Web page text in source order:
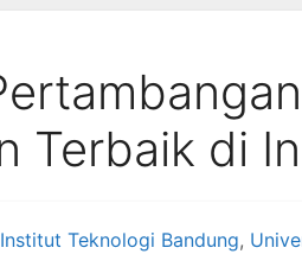
Terbaik di
Institut Teknologi Bandung,